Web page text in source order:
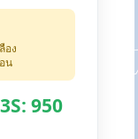
อง
น
950